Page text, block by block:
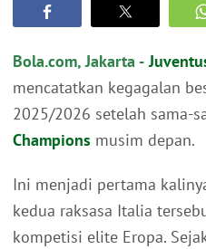
Bola.com, Jakarta -
mencatatkan kegagalan
2025/2026 setelah sama-
Champions musim depan.
Ini menjadi pertama
kedua raksasa Italia
kompetisi elite Eropa.